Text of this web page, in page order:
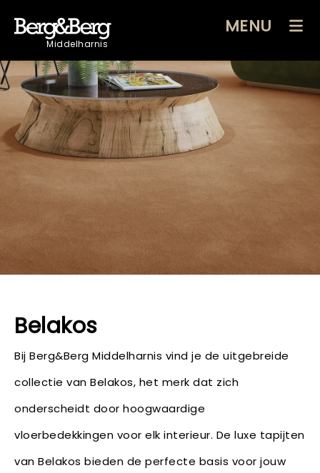
Middelharnis
MENU
Belakos
Bij Berg&Berg Middelharnis vind je de uitgebreide
collectie van Belakos, het merk dat zich
onderscheidt door hoogwaardige
vloerbedekkingen voor elk interieur. De luxe tapijten
van Belakos bieden de perfecte basis voor jouw